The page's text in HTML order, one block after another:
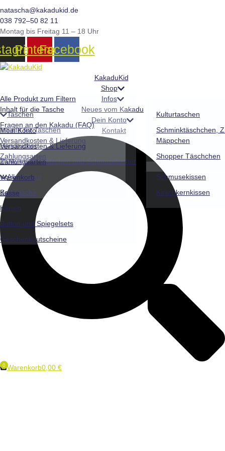
springen
natascha@kakadukid.de
038 792–50 82 11
Montag bis Freitag 11 – 18 Uhr
PinterestFacebook
KakaduKid
Shop
Alle Produkt zum Filtern
Taschen
Kulturtaschen
Schminktäschchen,
Mäppchen
Shopper Täschchen
Inhalte für Taschen
Handtücher
Mullwindeln, Lätzchen und Schmusetücher
Alle Kissen
Schmusekissen
Kirschkernkissen
Bettwäsche
Karten
Button und Spiegelsets
Geschenkgutscheine
Infos
Inhalt für die Tasche
Fragen an den Kakadu (FAQ)
Versandkosten & Lieferung
Zahlungsarten
Neues vom Kakadu
Dein Konto
Mein Konto
Versandkosten & Lieferung
Zahlungsarten
Warenkorb
Kasse
Kontakt
Warenkorb0,00 €